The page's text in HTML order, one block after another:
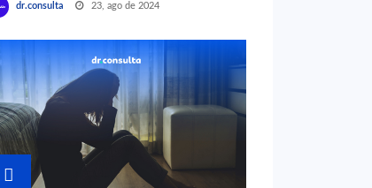
dr.consulta 23, ago de 2024